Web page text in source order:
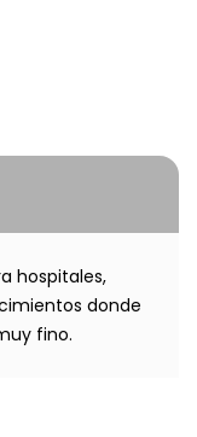
hospitales,
donde
fino.